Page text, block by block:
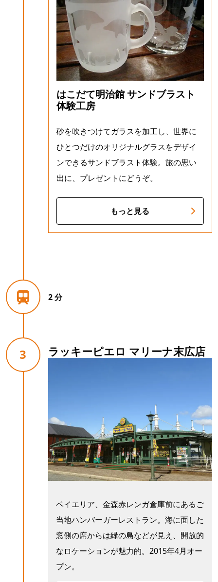
はこだて明治館 サンドブラスト
体験工房
砂を吹きつけてガラスを加工し、世界に
ひとつだけのオリジナルグラスをデザイ
ンできるサンドブラスト体験。旅の思い
出に、プレゼントにどうぞ。
もっと見る
2 分
3 ラッキーピエロ マリーナ末広店
ベイエリア、金森赤レンガ倉庫前にあるご
当地ハンバーガーレストラン。海に面した
窓側の席からは緑の島などが見え、開放的
なロケーションが魅力的。2015年4月オー
プン。